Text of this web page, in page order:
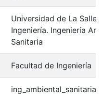
Universidad de La Salle.
Ingeniería. Ingeniería
Sanitaria
Facultad de Ingeniería
ing_ambiental_sanitaria/